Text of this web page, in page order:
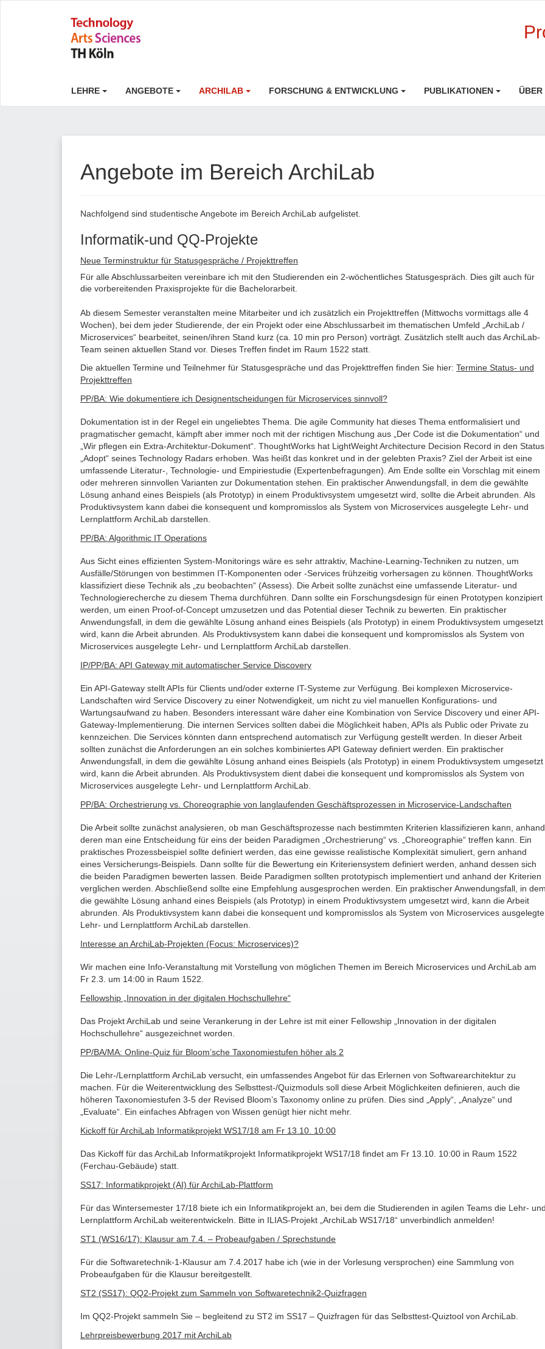
LEHRE ANGEBOTE ARCHILAB FORSCHUNG & ENTWICKLUNG PUBLIKATIONEN
Angebote im Bereich ArchiLab
Nachfolgend sind studentische Angebote im Bereich ArchiLab aufgelistet.
Informatik-und QQ-Projekte
Neue Terminstruktur für Statusgespräche / Projekttreffen
Für alle Abschlussarbeiten vereinbare ich mit den Studierenden ein 2-wöchentliches Statusgespräch. Dies gilt auch für
die vorbereitenden Praxisprojekte für die Bachelorarbeit.
Ab diesem Semester veranstalten meine Mitarbeiter und ich zusätzlich ein Projekttreffen (Mittwochs vormittags alle 4
Wochen), bei dem jeder Studierende, der ein Projekt oder eine Abschlussarbeit im thematischen Umfeld „ArchiLab /
Microservices“ bearbeitet, seinen/ihren Stand kurz (ca. 10 min pro Person) vorträgt. Zusätzlich stellt auch das ArchiLab-
Team seinen aktuellen Stand vor. Dieses Treffen findet im Raum 1522 statt.
Die aktuellen Termine und Teilnehmer für Statusgespräche und das Projekttreffen finden Sie hier: Termine Status- und
Projekttreffen
PP/BA: Wie dokumentiere ich Designentscheidungen für Microservices sinnvoll?
Dokumentation ist in der Regel ein ungeliebtes Thema. Die agile Community hat dieses Thema entformalisiert und
pragmatischer gemacht, kämpft aber immer noch mit der richtigen Mischung aus „Der Code ist die Dokumentation“ und
„Wir pflegen ein Extra-Architektur-Dokument“. ThoughtWorks hat LightWeight Architecture Decision Record in den Status
„Adopt“ seines Technology Radars erhoben. Was heißt das konkret und in der gelebten Praxis? Ziel der Arbeit ist eine
umfassende Literatur-, Technologie- und Empiriestudie (Expertenbefragungen). Am Ende sollte ein Vorschlag mit einem
oder mehreren sinnvollen Varianten zur Dokumentation stehen. Ein praktischer Anwendungsfall, in dem die gewählte
Lösung anhand eines Beispiels (als Prototyp) in einem Produktivsystem umgesetzt wird, sollte die Arbeit abrunden. Als
Produktivsystem kann dabei die konsequent und kompromisslos als System von Microservices ausgelegte Lehr- und
Lernplattform ArchiLab darstellen.
PP/BA: Algorithmic IT Operations
Aus Sicht eines effizienten System-Monitorings wäre es sehr attraktiv, Machine-Learning-Techniken zu nutzen, um
Ausfälle/Störungen von bestimmen IT-Komponenten oder -Services frühzeitig vorhersagen zu können. ThoughtWorks
klassifiziert diese Technik als „zu beobachten“ (Assess). Die Arbeit sollte zunächst eine umfassende Literatur- und
Technologierecherche zu diesem Thema durchführen. Dann sollte ein Forschungsdesign für einen Prototypen konzipiert
werden, um einen Proof-of-Concept umzusetzen und das Potential dieser Technik zu bewerten. Ein praktischer
Anwendungsfall, in dem die gewählte Lösung anhand eines Beispiels (als Prototyp) in einem Produktivsystem umgesetzt
wird, kann die Arbeit abrunden. Als Produktivsystem kann dabei die konsequent und kompromisslos als System von
Microservices ausgelegte Lehr- und Lernplattform ArchiLab darstellen.
IP/PP/BA: API Gateway mit automatischer Service Discovery
Ein API-Gateway stellt APIs für Clients und/oder externe IT-Systeme zur Verfügung. Bei komplexen Microservice-
Landschaften wird Service Discovery zu einer Notwendigkeit, um nicht zu viel manuellen Konfigurations- und
Wartungsaufwand zu haben. Besonders interessant wäre daher eine Kombination von Service Discovery und einer API-
Gateway-Implementierung. Die internen Services sollten dabei die Möglichkeit haben, APIs als Public oder Private zu
kennzeichen. Die Services könnten dann entsprechend automatisch zur Verfügung gestellt werden. In dieser Arbeit
sollten zunächst die Anforderungen an ein solches kombiniertes API Gateway definiert werden. Ein praktischer
Anwendungsfall, in dem die gewählte Lösung anhand eines Beispiels (als Prototyp) in einem Produktivsystem umgesetzt
wird, kann die Arbeit abrunden. Als Produktivsystem dient dabei die konsequent und kompromisslos als System von
Microservices ausgelegte Lehr- und Lernplattform ArchiLab.
PP/BA: Orchestrierung vs. Choreographie von langlaufenden Geschäftsprozessen in Microservice-Landschaften
Die Arbeit sollte zunächst analysieren, ob man Geschäftsprozesse nach bestimmten Kriterien klassifizieren kann, anhand
deren man eine Entscheidung für eins der beiden Paradigmen „Orchestrierung“ vs. „Choreographie“ treffen kann. Ein
praktisches Prozessbeispiel sollte definiert werden, das eine gewisse realistische Komplexität simuliert, gern anhand
eines Versicherungs-Beispiels. Dann sollte für die Bewertung ein Kriteriensystem definiert werden, anhand dessen sich
die beiden Paradigmen bewerten lassen. Beide Paradigmen sollten prototypisch implementiert und anhand der Kriterien
verglichen werden. Abschließend sollte eine Empfehlung ausgesprochen werden. Ein praktischer Anwendungsfall, in
die gewählte Lösung anhand eines Beispiels (als Prototyp) in einem Produktivsystem umgesetzt wird, kann die Arbeit
abrunden. Als Produktivsystem kann dabei die konsequent und kompromisslos als System von Microservices ausgelegte
Lehr- und Lernplattform ArchiLab darstellen.
Interesse an ArchiLab-Projekten (Focus: Microservices)?
Wir machen eine Info-Veranstaltung mit Vorstellung von möglichen Themen im Bereich Microservices und ArchiLab am
Fr 2.3. um 14:00 in Raum 1522.
Fellowship „Innovation in der digitalen Hochschullehre“
Das Projekt ArchiLab und seine Verankerung in der Lehre ist mit einer Fellowship „Innovation in der digitalen
Hochschullehre“ ausgezeichnet worden.
PP/BA/MA: Online-Quiz für Bloom’sche Taxonomiestufen höher als 2
Die Lehr-/Lernplattform ArchiLab versucht, ein umfassendes Angebot für das Erlernen von Softwarearchitektur zu
machen. Für die Weiterentwicklung des Selbsttest-/Quizmoduls soll diese Arbeit Möglichkeiten definieren, auch die
höheren Taxonomiestufen 3-5 der Revised Bloom’s Taxonomy online zu prüfen. Dies sind „Apply“, „Analyze“ und
„Evaluate“. Ein einfaches Abfragen von Wissen genügt hier nicht mehr.
Kickoff für ArchiLab Informatikprojekt WS17/18 am Fr 13.10. 10:00
Das Kickoff für das ArchiLab Informatikprojekt Informatikprojekt WS17/18 findet am Fr 13.10. 10:00 in Raum 1522
(Ferchau-Gebäude) statt.
SS17: Informatikprojekt (AI) für ArchiLab-Plattform
Für das Wintersemester 17/18 biete ich ein Informatikprojekt an, bei dem die Studierenden in agilen Teams die Lehr-
Lernplattform ArchiLab weiterentwickeln. Bitte in ILIAS-Projekt „ArchiLab WS17/18“ unverbindlich anmelden!
ST1 (WS16/17): Klausur am 7.4. – Probeaufgaben / Sprechstunde
Für die Softwaretechnik-1-Klausur am 7.4.2017 habe ich (wie in der Vorlesung versprochen) eine Sammlung von
Probeaufgaben für die Klausur bereitgestellt.
ST2 (SS17): QQ2-Projekt zum Sammeln von Softwaretechnik2-Quizfragen
Im QQ2-Projekt sammeln Sie – begleitend zu ST2 im SS17 – Quizfragen für das Selbsttest-Quiztool von ArchiLab.
Lehrpreisbewerbung 2017 mit ArchiLab